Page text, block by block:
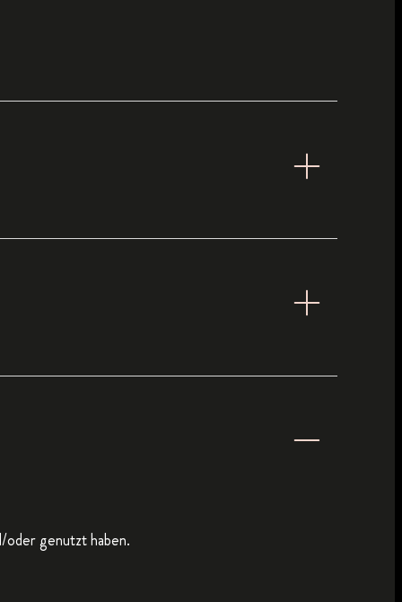
genutzt haben.